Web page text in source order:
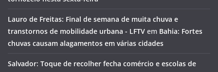
Lauro de Freitas: Final de semana de muita chuva e
transtornos de mobilidade urbana - LFTV em Bahia: Fortes
chuvas causam alagamentos em várias cidades
Salvador: Toque de recolher fecha comércio e escolas de